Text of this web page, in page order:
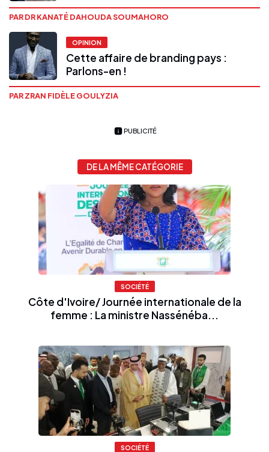
PAR DR KANATÉ DAHOUDA SOUMAHORO
OPINION
Cette affaire de branding pays :
Parlons-en !
PAR ZRAN FIDÈLE GOULYZIA
PUBLICITÉ
DE LA MÊME CATÉGORIE
SOCIÉTÉ
Côte d'Ivoire/ Journée internationale de la
femme : La ministre Nassénéba...
SOCIÉTÉ